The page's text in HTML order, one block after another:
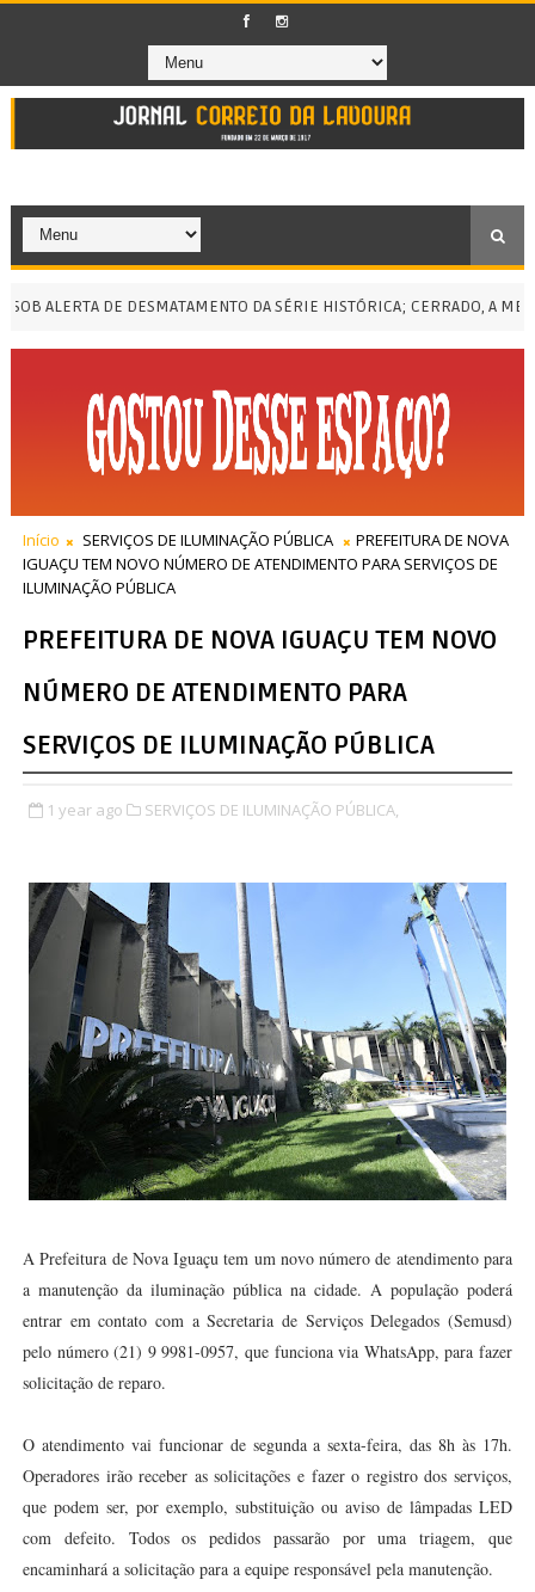
ALERTA DE DESMATAMENTO DA SÉRIE HISTÓRICA; CERRADO, A
Início SERVIÇOS DE ILUMINAÇÃO PÚBLICA
PREFEITURA DE NOVA
IGUAÇU TEM NOVO NÚMERO DE ATENDIMENTO PARA SERVIÇOS DE
ILUMINAÇÃO PÚBLICA
PREFEITURA DE NOVA IGUAÇU TEM NOVO
NÚMERO DE ATENDIMENTO PARA
SERVIÇOS DE ILUMINAÇÃO PÚBLICA
1 year ago SERVIÇOS DE ILUMINAÇÃO PÚBLICA,
A Prefeitura de Nova Iguaçu tem um novo número de atendimento para
a manutenção da iluminação pública na cidade. A população poderá
entrar em contato com a Secretaria de Serviços Delegados (Semusd)
pelo número (21) 9 9981-0957, que funciona via WhatsApp, para fazer
solicitação de reparo.
O atendimento vai funcionar de segunda a sexta-feira, das 8h às 17h.
Operadores irão receber as solicitações e fazer o registro dos serviços,
que podem ser, por exemplo, substituição ou aviso de lâmpadas LED
com defeito. Todos os pedidos passarão por uma triagem, que
encaminhará a solicitação para a equipe responsável pela manutenção.